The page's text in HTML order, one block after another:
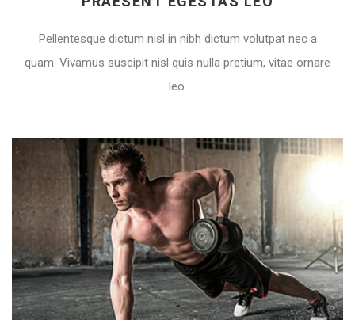
Pellentesque dictum nisl in nibh dictum volutpat nec a
quam. Vivamus suscipit nisl quis nulla pretium, vitae ornare
leo.